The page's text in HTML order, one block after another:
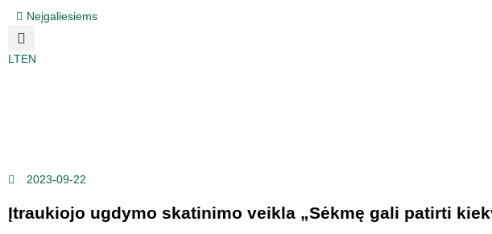
Neįgaliesiems
LTEN
2023-09-22
Įtraukiojo ugdymo skatinimo veikla „Sėkmę gali patirti